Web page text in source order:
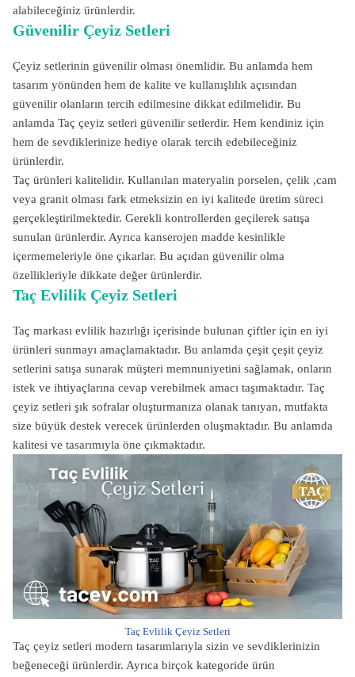
alabileceğiniz ürünlerdir.
Güvenilir Çeyiz Setleri
Çeyiz setlerinin güvenilir olması önemlidir. Bu anlamda hem
tasarım yönünden hem de kalite ve kullanışlılık açısından
güvenilir olanların tercih edilmesine dikkat edilmelidir. Bu
anlamda Taç çeyiz setleri güvenilir setlerdir. Hem kendiniz için
hem de sevdiklerinize hediye olarak tercih edebileceğiniz
ürünlerdir.
Taç ürünleri kalitelidir. Kullanılan materyalin porselen, çelik ,cam
veya granit olması fark etmeksizin en iyi kalitede üretim süreci
gerçekleştirilmektedir. Gerekli kontrollerden geçilerek satışa
sunulan ürünlerdir. Ayrıca kanserojen madde kesinlikle
içermemeleriyle öne çıkarlar. Bu açıdan güvenilir olma
özellikleriyle dikkate değer ürünlerdir.
Taç Evlilik Çeyiz Setleri
Taç markası evlilik hazırlığı içerisinde bulunan çiftler için en iyi
ürünleri sunmayı amaçlamaktadır. Bu anlamda çeşit çeşit çeyiz
setlerini satışa sunarak müşteri memnuniyetini sağlamak, onların
istek ve ihtiyaçlarına cevap verebilmek amacı taşımaktadır. Taç
çeyiz setleri şık sofralar oluşturmanıza olanak tanıyan, mutfakta
size büyük destek verecek ürünlerden oluşmaktadır. Bu anlamda
kalitesi ve tasarımıyla öne çıkmaktadır.
Taç Evlilik Çeyiz Setleri
Taç çeyiz setleri modern tasarımlarıyla sizin ve sevdiklerinizin
beğeneceği ürünlerdir. Ayrıca birçok kategoride ürün